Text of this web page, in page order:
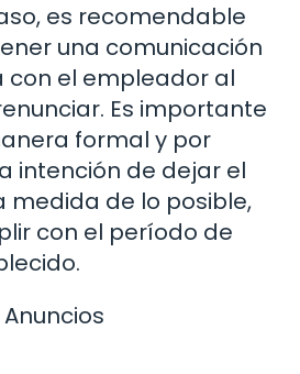
es recomendable
una comunicación
con el empleador al
Es importante
formal y por
intención de dejar el
medida de lo posible,
con el período de
Anuncios